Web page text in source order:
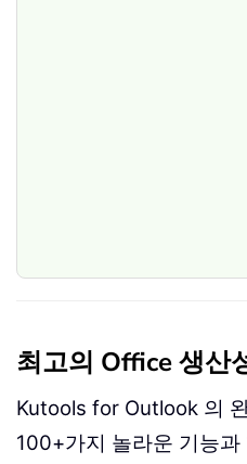
최고의 Office 생산
Kutools for Outlook 의
100+가지 놀라운 기능과